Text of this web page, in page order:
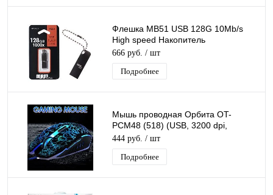
Флешка MB51 USB 128G 10Mb/s
High speed Накопитель
металлический USB флеш карта
666 руб. / шт
Подробнее
Мышь проводная Орбита OT-
PCM48 (518) (USB, 3200 dpi,
оптическая, 6 кнопок)
444 руб. / шт
Подробнее